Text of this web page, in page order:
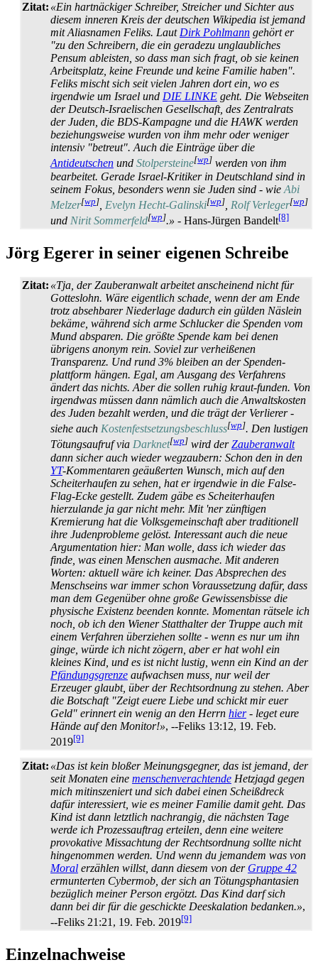
Zitat: «Ein hartnäckiger Schreiber, Streicher und Sichter aus
diesem inneren Kreis der deutschen Wikipedia ist jemand
mit Aliasnamen Feliks. Laut Dirk Pohlmann gehört er
"zu den Schreibern, die ein geradezu unglaubliches
Pensum ableisten, so dass man sich fragt, ob sie keinen
Arbeitsplatz, keine Freunde und keine Familie haben".
Feliks mischt sich seit vielen Jahren dort ein, wo es
irgendwie um Israel und DIE LINKE geht. Die Webseiten
der Deutsch-Israelischen Gesellschaft, des Zentralrats
der Juden, die BDS-Kampagne und die HAWK werden
beziehungsweise wurden von ihm mehr oder weniger
intensiv "betreut". Auch die Einträge über die
Antideutschen und Stolpersteine[wp] werden von ihm
bearbeitet. Gerade Israel-Kritiker in Deutschland sind in
seinem Fokus, besonders wenn sie Juden sind - wie Abi
Melzer[wp] Evelyn Hecht-Galinski[wp] Rolf Verleger[wp]
und Nirit Sommerfeld[wp].» - Hans-Jürgen Bandelt[8]
Jörg Egerer in seiner eigenen Schreibe
Zitat: «Tja, der Zauberanwalt arbeitet anscheinend nicht für
Gotteslohn. Wäre eigentlich schade, wenn der am Ende
trotz absehbarer Niederlage dadurch ein gülden Näslein
bekäme, während sich arme Schlucker die Spenden vom
Mund absparen. Die größte Spende kam bei denen
übrigens anonym rein. Soviel zur verheißenen
Transparenz. Und rund 3% bleiben an der Spenden­
plattform hängen. Egal, am Ausgang des Verfahrens
ändert das nichts. Aber die sollen ruhig kraut-funden. Von
irgendwas müssen dann nämlich auch die Anwalts­kosten
des Juden bezahlt werden, und die trägt der Verlierer -
siehe auch Kostenfestsetzungsbeschluss[wp]. Den lustigen
Tötungs­aufruf via Darknet[wp] wird derZauberanwalt
dann sicher auch wieder wegzaubern: Schon den in den
YT-Kommentaren geäußerten Wunsch, mich auf den
Scheiter­haufen zu sehen, hat er irgendwie in die False-
Flag-Ecke gestellt. Zudem gäbe es Scheiter­haufen
hierzulande ja gar nicht mehr. Mit 'ner zünftigen
Kremierung hat die Volks­gemein­schaft aber traditionell
ihre Juden­probleme gelöst. Interessant auch die neue
Argumentation hier: Man wolle, dass ich wieder das
finde, was einen Menschen ausmache. Mit anderen
Worten: aktuell wäre ich keiner. Das Absprechen des
Menschseins war immer schon Voraussetzung dafür, dass
man dem Gegenüber ohne große Gewissensbisse die
physische Existenz beenden konnte. Momentan rätsele ich
noch, ob ich den Wiener Statthalter der Truppe auch mit
einem Verfahren überziehen sollte - wenn es nur um ihn
ginge, würde ich nicht zögern, aber er hat wohl ein
kleines Kind, und es ist nicht lustig, wenn ein Kind an der
Pfändungs­grenze aufwachsen muss, nur weil der
Erzeuger glaubt, über der Rechts­ordnung zu stehen. Aber
die Botschaft "Zeigt euere Liebe und schickt mir euer
Geld" erinnert ein wenig an den Herrn hier- leget eure
Hände auf den Monitor!», --Feliks 13:12, 19. Feb.
2019[9]
Zitat: «Das ist kein bloßer Meinungsgegner, das ist jemand, der
seit Monaten eine menschen­verachtende Hetzjagd gegen
mich mitinszeniert und sich dabei einen Scheißdreck
dafür interessiert, wie es meiner Familie damit geht. Das
Kind ist dann letztlich nachrangig, die nächsten Tage
werde ich Prozess­auftrag erteilen, denn eine weitere
provokative Missachtung der Rechts­ordnung sollte nicht
hingenommen werden. Und wenn du jemandem was von
Moral erzählen willst, dann diesem von der Gruppe 42
ermunterten Cybermob, der sich an Tötungs­phantasien
bezüglich meiner Person ergötzt. Das Kind darf sich
dann bei dir für die geschickte Deeskalation bedanken.»,
--Feliks 21:21, 19. Feb. 2019[9]
Einzelnachweise